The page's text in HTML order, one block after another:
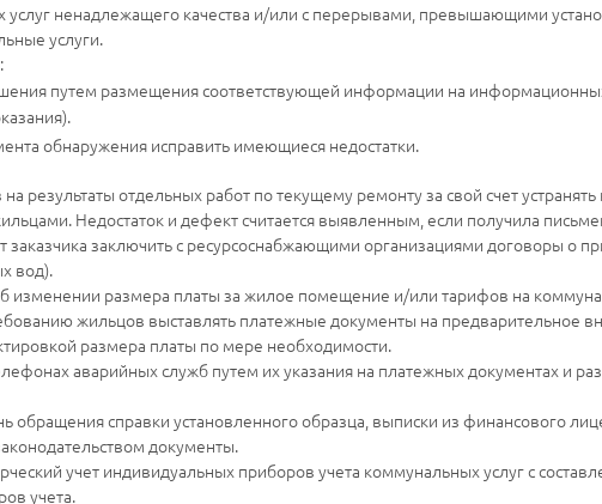
услуг ненадлежащего качества и/или с перерывами, превышающими
услуги.
путем размещения соответствующей информации на
обнаружения исправить имеющиеся недостатки.
результаты отдельных работ по текущему ремонту за свой счет
Недостаток и дефект считается выявленным, если получила
заказчика заключить с ресурсоснабжающими организациями договоры о
вод).
размера платы за жилое помещение и/или тарифов на
жильцов выставлять платежные документы на предварительное
размера платы по мере необходимости.
аварийных служб путем их указания на платежных документах и
справки установленного образца, выписки из финансового
документы.
учет индивидуальных приборов учета коммунальных услуг с
учета.